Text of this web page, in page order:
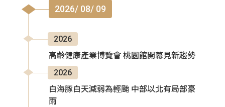
2026/ 08/ 09
2026
高齡健康產業博覽會 桃園館開幕見新趨勢
2026
白海豚白天減弱為輕颱 中部以北有局部豪
雨